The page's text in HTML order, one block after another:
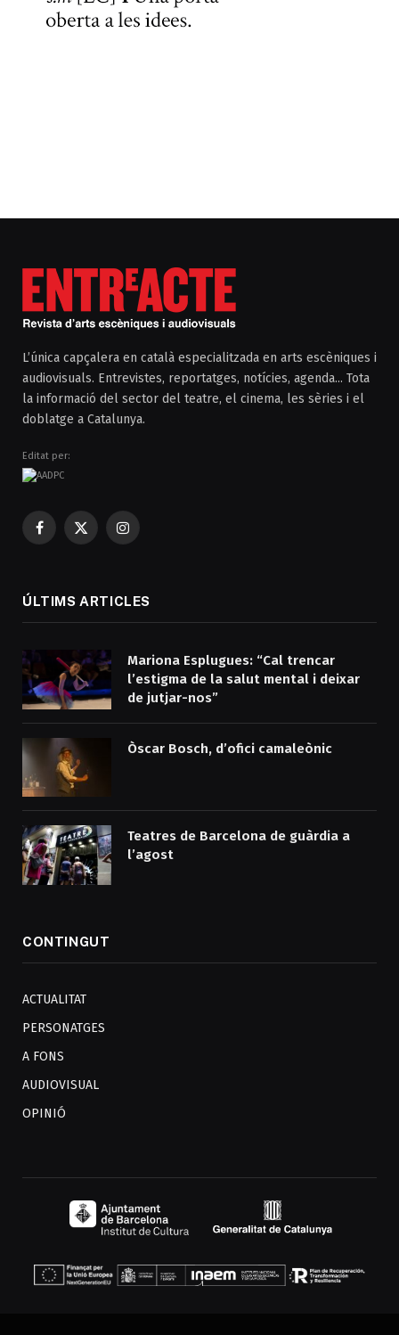
L’única capçalera en català especialitzada en arts escèniques i
audiovisuals. Entrevistes, reportatges, notícies, agenda... Tota
la informació del sector del teatre, el cinema, les sèries i el
doblatge a Catalunya.
Editat per:
Facebook
X
Instagram
ÚLTIMS ARTICLES
Mariona Esplugues: “Cal trencar
l’estigma de la salut mental i deixar
de jutjar-nos”
Òscar Bosch, d’ofici camaleònic
Teatres de Barcelona de guàrdia a
l’agost
CONTINGUT
ACTUALITAT
PERSONATGES
A FONS
AUDIOVISUAL
OPINIÓ